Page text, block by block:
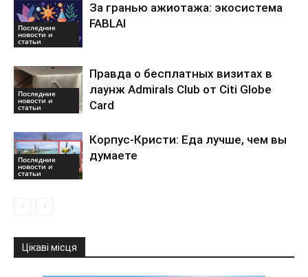
Последние
новости и
статьи
За гранью ажиотажа: экосистема
FABLAI
Последние
новости и
статьи
Правда о бесплатных визитах в
лаунж Admirals Club от Citi Globe
Card
Последние
новости и
статьи
Корпус-Кристи: Еда лучше, чем вы
думаете
Цікаві місця